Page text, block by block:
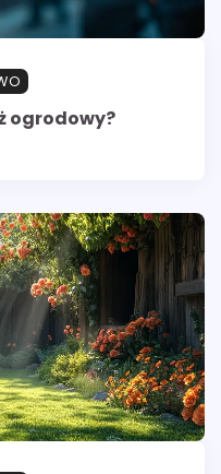
ogrodowy?